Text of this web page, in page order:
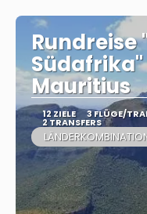
Rundreise
Mauritius
12 ZIELE 3 FLÜGE/
2 TRANSFERS